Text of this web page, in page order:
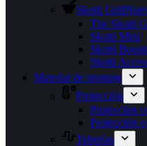
Skotti Grill
The Skotti
Skotti Mini
Skotti
Skotti
Material de montaje
Protección
Protección
Protección
Tuberías